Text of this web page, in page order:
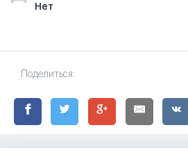
Нет
Поделиться: